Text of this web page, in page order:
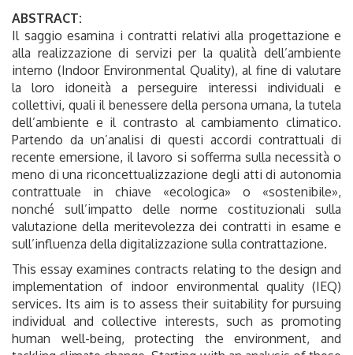
ABSTRACT:
Il saggio esamina i contratti relativi alla progettazione e
alla realizzazione di servizi per la qualità dell’ambiente
interno (Indoor Environmental Quality), al fine di valutare
la loro idoneità a perseguire interessi individuali e
collettivi, quali il benessere della persona umana, la tutela
dell’ambiente e il contrasto al cambiamento climatico.
Partendo da un’analisi di questi accordi contrattuali di
recente emersione, il lavoro si sofferma sulla necessità o
meno di una riconcettualizzazione degli atti di autonomia
contrattuale in chiave «ecologica» o «sostenibile»,
nonché sull’impatto delle norme costituzionali sulla
valutazione della meritevolezza dei contratti in esame e
sull’influenza della digitalizzazione sulla contrattazione.
This essay examines contracts relating to the design and
implementation of indoor environmental quality (IEQ)
services. Its aim is to assess their suitability for pursuing
individual and collective interests, such as promoting
human well-being, protecting the environment, and